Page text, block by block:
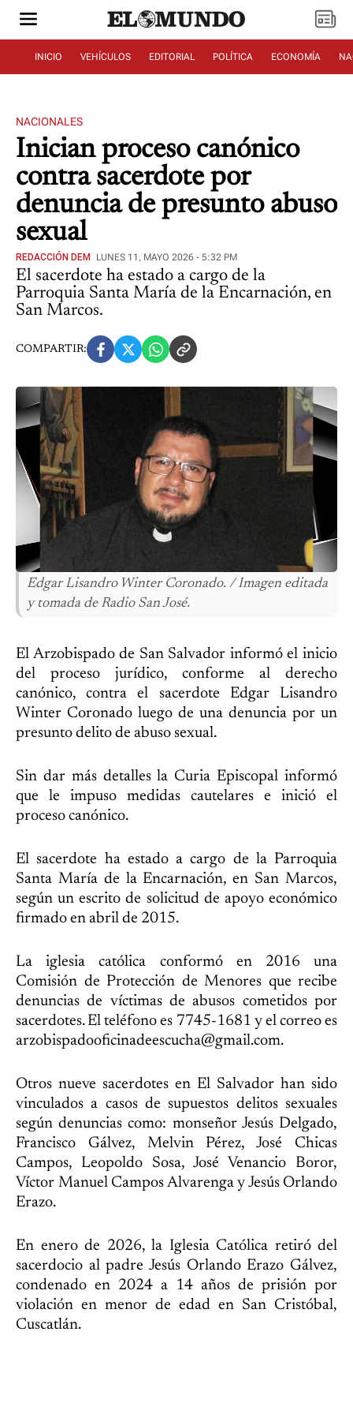
INICIO VEHÍCULOS EDITORIAL POLÍTICA ECONOMÍA
NACIONALES
Inician proceso canónico
contra sacerdote por
denuncia de presunto abuso
sexual
REDACCIÓN DEM LUNES 11, MAYO 2026 - 5:32 PM
El sacerdote ha estado a cargo de la
Parroquia Santa María de la Encarnación, en
San Marcos.
COMPARTIR:
Edgar Lisandro Winter Coronado. / Imagen editada
y tomada de Radio San José.
El Arzobispado de San Salvador informó el inicio
del proceso jurídico, conforme al derecho
canónico, contra el sacerdote Edgar Lisandro
Winter Coronado luego de una denuncia por un
presunto delito de abuso sexual.
Sin dar más detalles la Curia Episcopal informó
que le impuso medidas cautelares e inició el
proceso canónico.
El sacerdote ha estado a cargo de la Parroquia
Santa María de la Encarnación, en San Marcos,
según un escrito de solicitud de apoyo económico
firmado en abril de 2015.
La iglesia católica conformó en 2016 una
Comisión de Protección de Menores que recibe
denuncias de víctimas de abusos cometidos por
sacerdotes. El teléfono es 7745-1681 y el correo es
arzobispadooficinadeescucha@gmail.com.
Otros nueve sacerdotes en El Salvador han sido
vinculados a casos de supuestos delitos sexuales
según denuncias como: monseñor Jesús Delgado,
Francisco Gálvez, Melvin Pérez, José Chicas
Campos, Leopoldo Sosa, José Venancio Boror,
Víctor Manuel Campos Alvarenga y Jesús Orlando
Erazo.
En enero de 2026, la Iglesia Católica retiró del
sacerdocio al padre Jesús Orlando Erazo Gálvez,
condenado en 2024 a 14 años de prisión por
violación en menor de edad en San Cristóbal,
Cuscatlán.